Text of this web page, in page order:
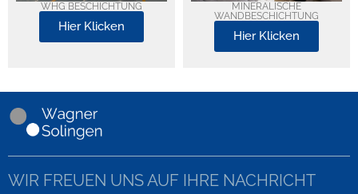
WHG BESCHICHTUNG
Hier Klicken
MINERALISCHE
WANDBESCHICHTUNG
Hier Klicken
WIR FREUEN UNS AUF IHRE NACHRICHT